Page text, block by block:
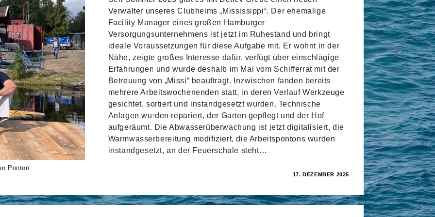
Ponton
Verwalter unseres Clubheims „Mississippi“. Der ehemalige
Facility Manager eines großen Hamburger
Versorgungsunternehmens ist jetzt im Ruhestand und bringt
ideale Voraussetzungen für diese Aufgabe mit. Er wohnt in der
Nähe, zeigte großes Interesse dafür, verfügt über einschlägige
Erfahrungen und wurde deshalb im Mai vom Schifferrat mit der
Betreuung von „Missi“ beauftragt. Inzwischen fanden bereits
mehrere Arbeitswochenenden statt, in deren Verlauf Werkzeuge
gesichtet, sortiert und instandgesetzt wurden. Technische
Anlagen wurden repariert, der Garten gepflegt und der Hof
aufgeräumt. Die Abwasserüberwachung ist jetzt digitalisiert, die
Warmwasserbereitung modifiziert, die Arbeitspontons wurden
instandgesetzt, an der Feuerschale steht…
MISSI
17. DEZEMBER 2025